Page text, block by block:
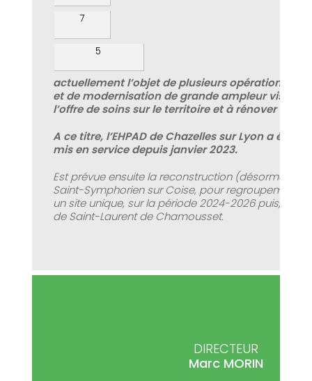
7
5
actuellement l’objet de plusieurs opérations de
et de modernisation de grande ampleur visant
l’offre de soins sur le territoire et à rénover 3 de
A ce titre, l’EHPAD de Chazelles sur Lyon a été
mis en service depuis janvier 2023.
Est prévue ensuite la reconstruction (désormais
Saint-Symphorien sur Coise, pour regroupement
un site unique, sur la période 2024-2026 puis, la
de Saint-Laurent de Chamousset.
DIRECTEUR
Marc MORIN